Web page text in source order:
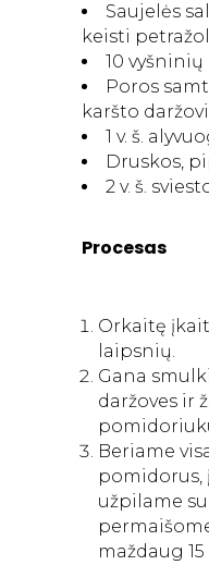
Saujelės
keisti
10
Poros
karšto
1 v. š.
Druskos,
2 v. š.
Procesas
Orkaitę
laipsnių.
Gana
daržoves ir
Beriame
pomidorus,
užpilame
maždaug